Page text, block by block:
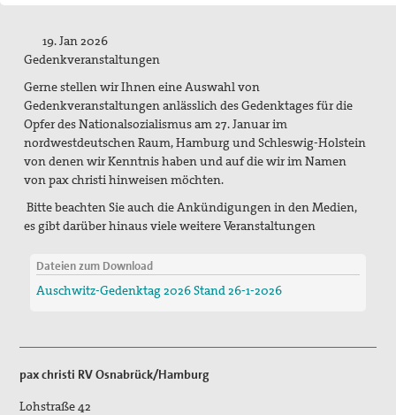
Veröffentlichungen
PaxpOSt
Arbeitshilfe zum Ersten Weltkrieg
Kontakt
Suche
19. Jan 2026
Gedenkveranstaltungen
Gerne stellen wir Ihnen eine Auswahl von
Gedenkveranstaltungen anlässlich des Gedenktages für die
Opfer des Nationalsozialismus am 27. Januar im
nordwestdeutschen Raum, Hamburg und Schleswig-Holstein
von denen wir Kenntnis haben und auf die wir im Namen
von pax christi hinweisen möchten.
Bitte beachten Sie auch die Ankündigungen in den Medien,
es gibt darüber hinaus viele weitere Veranstaltungen
Dateien zum Download
Auschwitz-Gedenktag 2026 Stand 26-1-2026
pax christi RV Osnabrück/Hamburg
Lohstraße 42